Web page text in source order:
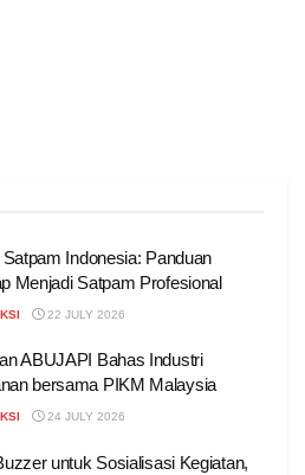
Indonesia: Panduan
Menjadi Satpam Profesional
22 JULY 2026
ABUJAPI Bahas Industri
bersama PIKM Malaysia
24 JULY 2026
untuk Sosialisasi Kegiatan,